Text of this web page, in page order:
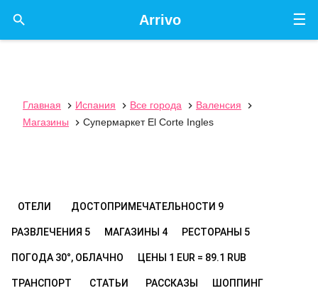
☰
Arrivo

Главная  Испания  Все города  Валенсия

Магазины
 Супермаркет El Corte Ingles
ОТЕЛИ ДОСТОПРИМЕЧАТЕЛЬНОСТИ 9
РАЗВЛЕЧЕНИЯ 5 МАГАЗИНЫ 4 РЕСТОРАНЫ 5
ПОГОДА 30°, ОБЛАЧНО ЦЕНЫ 1 EUR = 89.1 RUB
ТРАНСПОРТ СТАТЬИ РАССКАЗЫ ШОППИНГ